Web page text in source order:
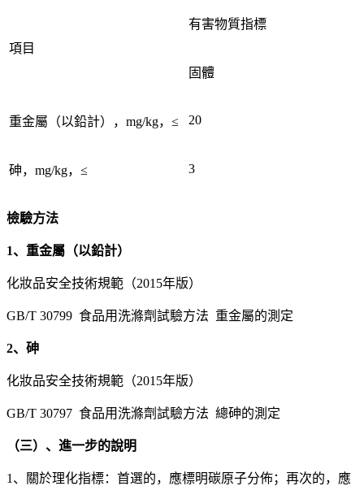
項目
有害物質指標
固體
重金屬（以鉛計），mg/kg，≤ 20
砷，mg/kg，≤ 3
檢驗方法
1、重金屬（以鉛計）
化妝品安全技術規範（2015年版）
GB/T 30799 食品用洗滌劑試驗方法 重金屬的測定
2、砷
化妝品安全技術規範（2015年版）
GB/T 30797 食品用洗滌劑試驗方法 總砷的測定
（三）、進一步的說明
1、關於理化指標：首選的，應標明碳原子分佈；再次的，應